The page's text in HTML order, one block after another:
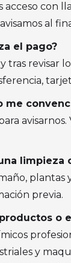
acceso con
al
el pago?
tras revisar
me
limpieza
plantas
previa.
o
y